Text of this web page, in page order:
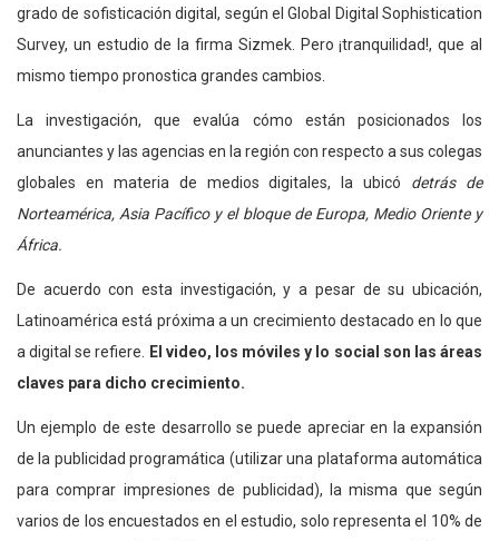
grado de sofisticación digital, según el Global Digital Sophistication
Survey, un estudio de la firma Sizmek. Pero ¡tranquilidad!, que al
mismo tiempo pronostica grandes cambios.
La investigación, que evalúa cómo están posicionados los
anunciantes y las agencias en la región con respecto a sus colegas
globales en materia de medios digitales, la ubicó detrás de
Norteamérica, Asia Pacífico y el bloque de Europa, Medio Oriente y
África.
De acuerdo con esta investigación, y a pesar de su ubicación,
Latinoamérica está próxima a un crecimiento destacado en lo que
a digital se refiere.
El video, los móviles y lo social son las áreas
claves para dicho crecimiento.
Un ejemplo de este desarrollo se puede apreciar en la expansión
de la publicidad programática (utilizar una plataforma automática
para comprar impresiones de publicidad), la misma que según
varios de los encuestados en el estudio, solo representa el 10% de